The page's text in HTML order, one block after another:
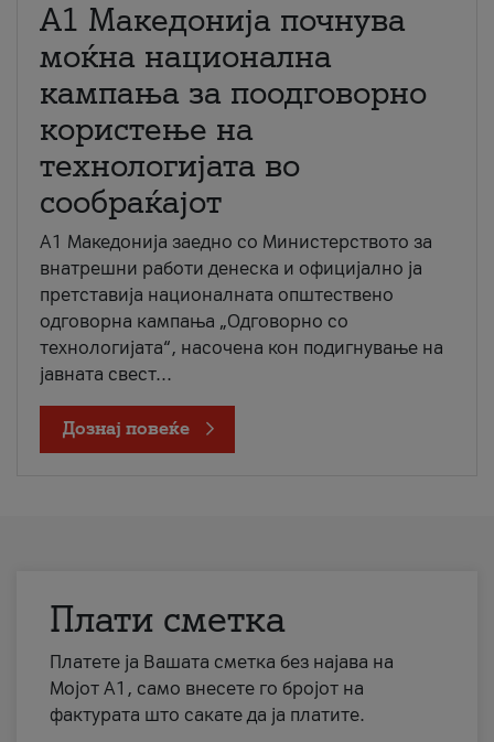
A1 Македонија почнува
моќна национална
кампања за поодговорно
користење на
технологијата во
сообраќајот
A1 Македонија заедно со Министерството за
внатрешни работи денеска и официјално ја
претставија националната општествено
одговорна кампања „Одговорно со
технологијата“, насочена кон подигнување на
јавната свест...
Дознај повеќе
Плати сметка
Платете ја Вашата сметка без најава на
Мојот А1, само внесете го бројот на
фактурата што сакате да ја платите.